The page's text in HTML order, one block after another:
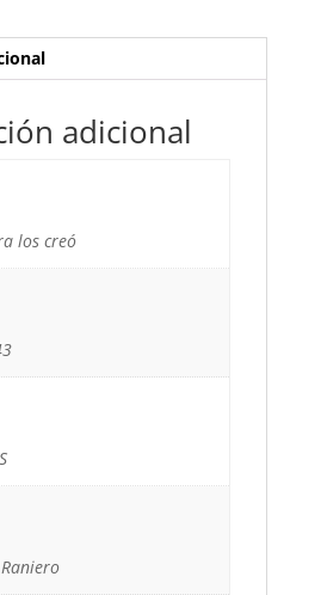
adicional
los creó